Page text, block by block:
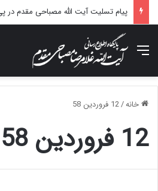
منو
خانه/12 فروردین 58
12 فروردین 58